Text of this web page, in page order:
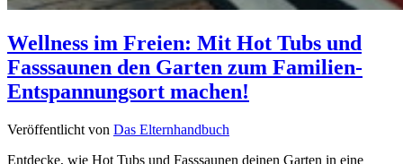
Wellness im Freien: Mit Hot Tubs und
Fasssaunen den Garten zum Familien-
Entspannungsort machen!
Veröffentlicht von Das Elternhandbuch
Entdecke, wie Hot Tubs und Fasssaunen deinen Garten in eine